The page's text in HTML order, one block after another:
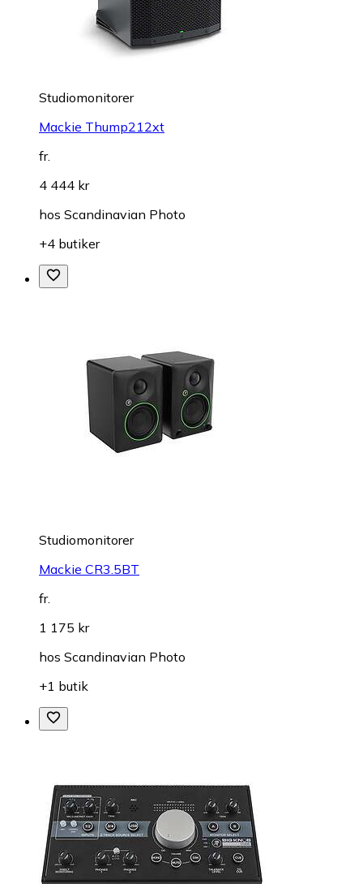
Studiomonitorer
Mackie Thump212xt
fr.
4 444 kr
hos Scandinavian Photo
+4 butiker
Studiomonitorer
Mackie CR3.5BT
fr.
1 175 kr
hos Scandinavian Photo
+1 butik